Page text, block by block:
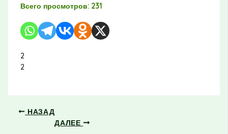
Всего просмотров: 231
2
2
НАЗАД
ДАЛЕЕ